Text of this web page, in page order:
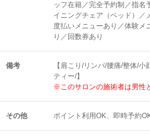
ッフ在籍／完全予約制／指名
イニングチェア（ベッド）／
度払いメニューあり／体験メ
り／回数券あり
備考
【肩こり/リンパ/腰痛/整体/
ティー/】
※このサロンの施術者は男性
その他 ポイント利用OK 即時予約